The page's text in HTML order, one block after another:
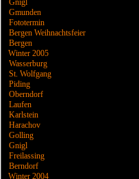
Gnigl
Gmunden
Fototermin
Bergen Weihnachtsfeier
Bergen
Winter 2005
Wasserburg
St. Wolfgang
Piding
Oberndorf
Laufen
Karlstein
Harachov
Golling
Gnigl
Freilassing
Berndorf
Winter 2004